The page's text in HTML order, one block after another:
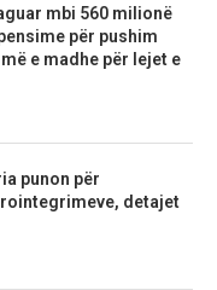
mbi 560 milionë
për pushim
e madhe për lejet e
punon për
detajet